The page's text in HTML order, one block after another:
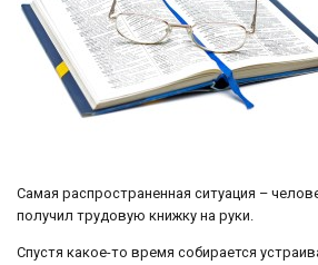
Самая распространенная ситуация –
получил трудовую книжку на руки.
Спустя какое-то время собирается